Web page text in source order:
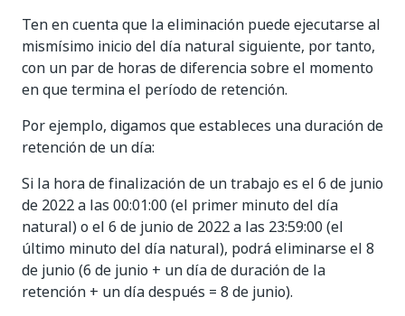
Ten en cuenta que la eliminación puede ejecutarse al
mismísimo inicio del día natural siguiente, por tanto,
con un par de horas de diferencia sobre el momento
en que termina el período de retención.
Por ejemplo, digamos que estableces una duración de
retención de un día:
Si la hora de finalización de un trabajo es el 6 de junio
de 2022 a las 00:01:00 (el primer minuto del día
natural) o el 6 de junio de 2022 a las 23:59:00 (el
último minuto del día natural), podrá eliminarse el 8
de junio (6 de junio + un día de duración de la
retención + un día después = 8 de junio).